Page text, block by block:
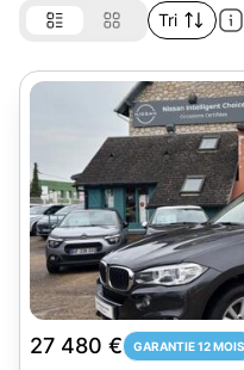
Tri
27 480 € GARANTIE 12 MOIS